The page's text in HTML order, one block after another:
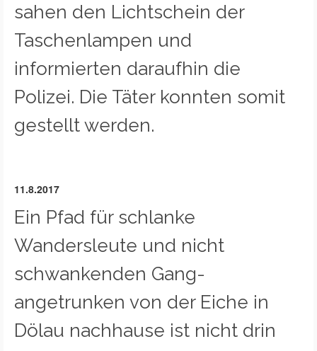
sahen den Lichtschein der
Taschenlampen und
informierten daraufhin die
Polizei. Die Täter konnten somit
gestellt werden.
11.8.2017
Ein Pfad für schlanke
Wandersleute und nicht
schwankenden Gang-
angetrunken von der Eiche in
Dölau nachhause ist nicht drin